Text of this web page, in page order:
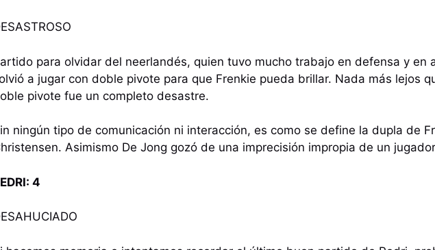
para olvidar del neerlandés, quien tuvo mucho trabajo en defensa y en
a jugar con doble pivote para que Frenkie pueda brillar. Nada más lejos
pivote fue un completo desastre.
ningún tipo de comunicación ni interacción, es como se define la dupla de
Asimismo De Jong gozó de una imprecisión impropia de un
4